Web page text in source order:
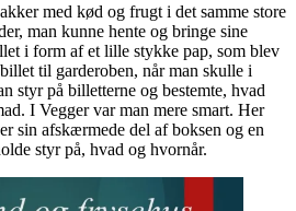
med kød og frugt i det samme store
man kunne hente og bringe sine
i form af et lille stykke pap, som blev
til garderoben, når man skulle i
styr på billetterne og bestemte, hvad
I Vegger var man mere smart. Her
sin afskærmede del af boksen og en
styr på, hvad og hvornår.